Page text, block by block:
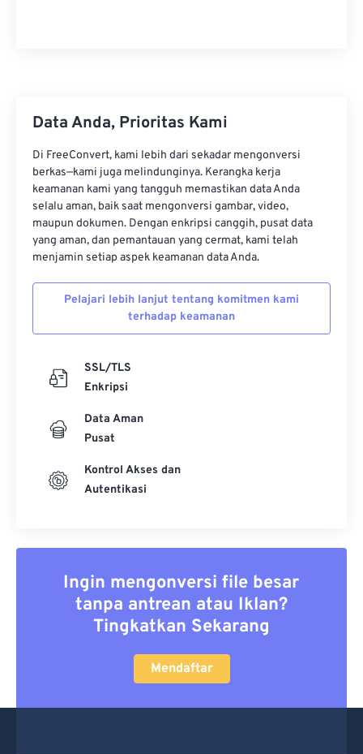
Data Anda, Prioritas Kami
Di FreeConvert, kami lebih dari sekadar mengonversi
berkas—kami juga melindunginya. Kerangka kerja
keamanan kami yang tangguh memastikan data Anda
selalu aman, baik saat mengonversi gambar, video,
maupun dokumen. Dengan enkripsi canggih, pusat data
yang aman, dan pemantauan yang cermat, kami telah
menjamin setiap aspek keamanan data Anda.
Pelajari lebih lanjut tentang komitmen kami
terhadap keamanan
SSL/TLS
Enkripsi
Data Aman
Pusat
Kontrol Akses dan
Autentikasi
Ingin mengonversi file besar
tanpa antrean atau Iklan?
Tingkatkan Sekarang
Mendaftar